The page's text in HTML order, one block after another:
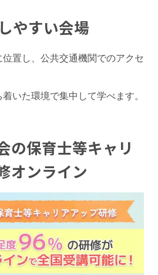
やすい会場
置し、公共交通機関でのアクセ
いた環境で集中して学べます。
の保育士等キャリ
オンライン